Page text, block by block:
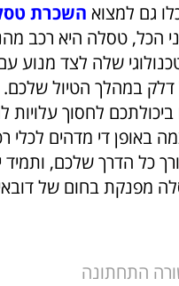
גם למצוא השכרת
הכל, טסלה היא רכב
שלה לצד מנוע
במהלך הטיול שלכם.
לחסוך
באופן די מדהים
כל הדרך שלכם, ותמיד
מפנקת בחום של
התחתונה